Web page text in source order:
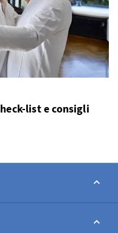
list e consigli